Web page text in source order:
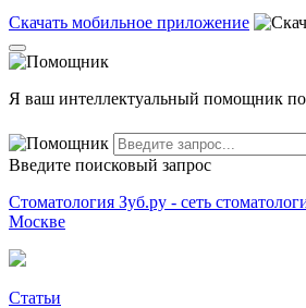
Скачать мобильное приложение
Я ваш интеллектуальный помощник по
Введите поисковый запрос
Стоматология Зуб.ру - сеть
Москве
Статьи